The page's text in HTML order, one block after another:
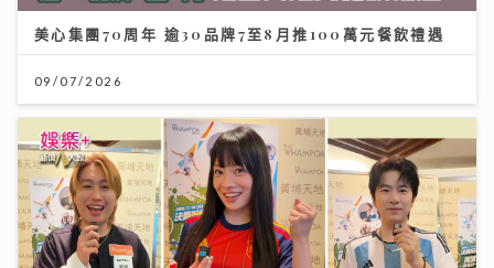
美心集團70周年 逾30品牌7至8月推100萬元餐飲禮遇
09/07/2026